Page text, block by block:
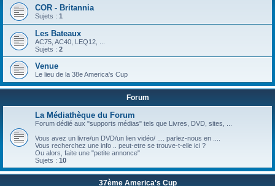
COR - Britannia
Sujets : 1
Les Bateaux
AC75, AC40, LEQ12, ...
Sujets : 2
Venue
Le lieu de la 38e America's Cup
Forum
La Médiathèque du Forum
Forum dédié aux "supports médias" tels que Livres, DVD, sites, ...
Vous avez un livre/un DVD/un lien vidéo/ .... parlez-nous en ....
Vous recherchez une info .. peut-etre se trouve-t-elle ici ?
Ou alors, faite une "petite annonce"
Sujets : 10
37ème America's Cup